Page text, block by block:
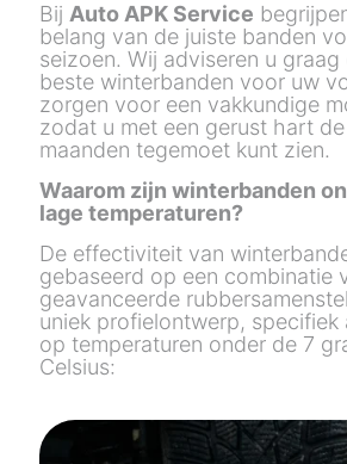
Bij Auto APK Service
belang van de juiste banden
seizoen. Wij adviseren u
beste winterbanden voor uw
zorgen voor een vakkundige
zodat u met een gerust hart
maanden tegemoet kunt zien.
Waarom zijn winterbanden
lage temperaturen?
De effectiviteit van
gebaseerd op een combinatie
geavanceerde
uniek profielontwerp, specifiek
op temperaturen onder de 7
Celsius: